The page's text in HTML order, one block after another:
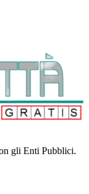
gli Enti Pubblici.